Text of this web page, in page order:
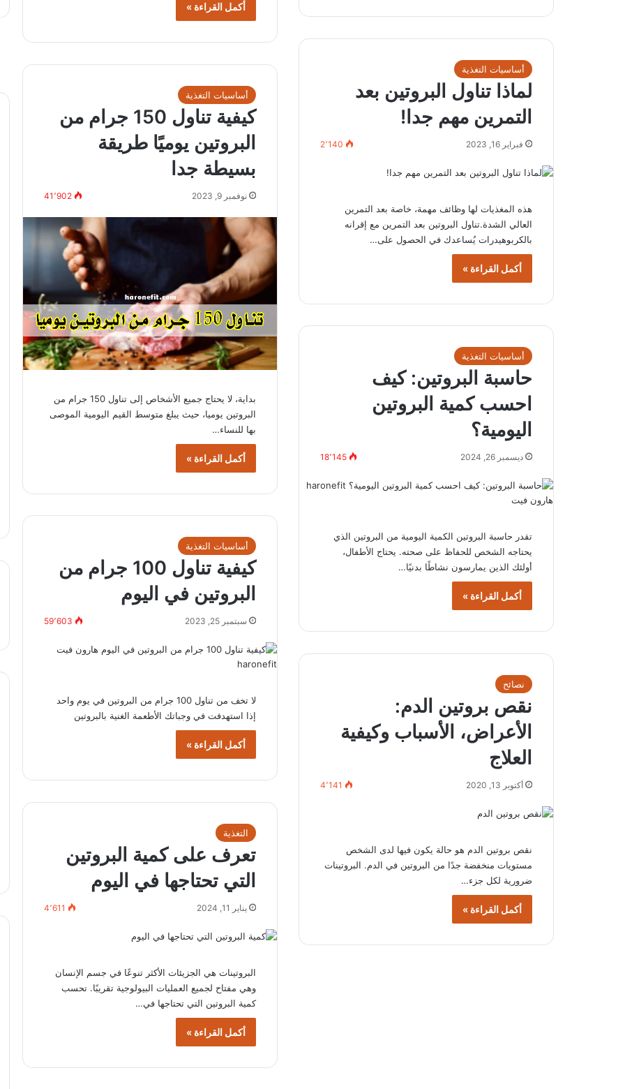
أكمل القراءة »
أساسيات التغذية
لماذا تناول البروتين بعد
التمرين مهم جدا!
فبراير 16, 2023 2٬140
هذه المغذيات لها وظائف مهمة، خاصة بعد التمرين
العالي الشدة.تناول البروتين بعد التمرين مع إقرانه
بالكربوهيدرات يُساعدك في الحصول على…
أكمل القراءة »
أساسيات التغذية
كيفية تناول 150 جرام من
البروتين يوميًا طريقة
بسيطة جدا
نوفمبر 9, 2023 41٬902
بداية، لا يحتاج جميع الأشخاص إلى تناول 150 جرام من
البروتين يوميا، حيث يبلغ متوسط ​​القيم اليومية الموصى
بها للنساء…
أكمل القراءة »
أساسيات التغذية
حاسبة البروتين: كيف
احسب كمية البروتين
اليومية؟
ديسمبر 26, 2024 18٬145
تقدر حاسبة البروتين الكمية اليومية من البروتين الذي
يحتاجه الشخص للحفاظ على صحته. يحتاج الأطفال،
أولئك الذين يمارسون نشاطًا بدنيًا…
أكمل القراءة »
أساسيات التغذية
كيفية تناول 100 جرام من
البروتين في اليوم
سبتمبر 25, 2023 59٬603
لا تخف من تناول 100 جرام من البروتين في يوم واحد
إذا استهدفت في وجباتك الأطعمة الغنية بالبروتين
أكمل القراءة »
نصائح
نقص بروتين الدم:
الأعراض، الأسباب وكيفية
العلاج
أكتوبر 13, 2020 4٬141
نقص بروتين الدم هو حالة يكون فيها لدى الشخص
مستويات منخفضة جدًا من البروتين في الدم. البروتينات
ضرورية لكل جزء…
أكمل القراءة »
التغذية
تعرف على كمية البروتين
التي تحتاجها في اليوم
يناير 11, 2024 4٬611
البروتينات هي الجزيئات الأكثر تنوعًا في جسم الإنسان
وهي مفتاح لجميع العمليات البيولوجية تقريبًا. تحسب
كمية البروتين التي تحتاجها في…
أكمل القراءة »